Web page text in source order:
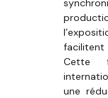
facilitent
Cette
une